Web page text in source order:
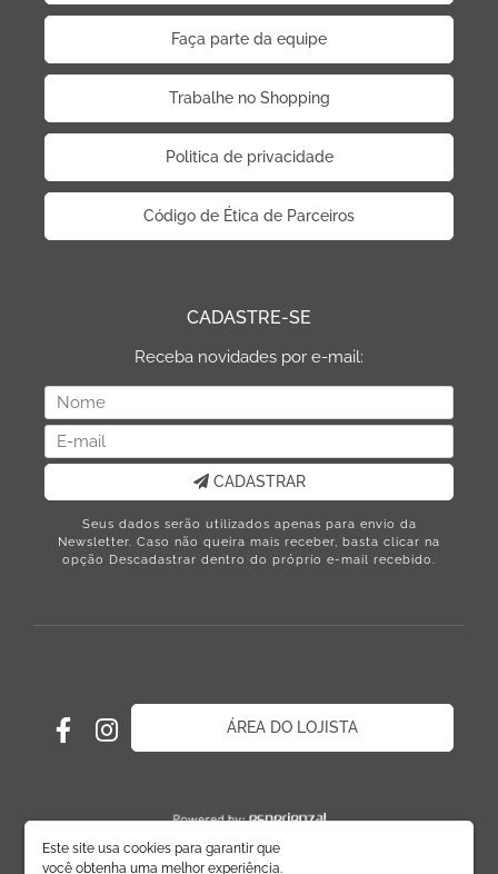
Este site usa cookies para garantir que
você obtenha uma melhor experiência.
Faça parte da equipe
Trabalhe no Shopping
Politica de privacidade
Código de Ética de Parceiros
CADASTRE-SE
Receba novidades por e-mail:
CADASTRAR
Seus dados serão utilizados apenas para envio da
Newsletter. Caso não queira mais receber, basta clicar na
opção Descadastrar dentro do próprio e-mail recebido.
ÁREA DO LOJISTA